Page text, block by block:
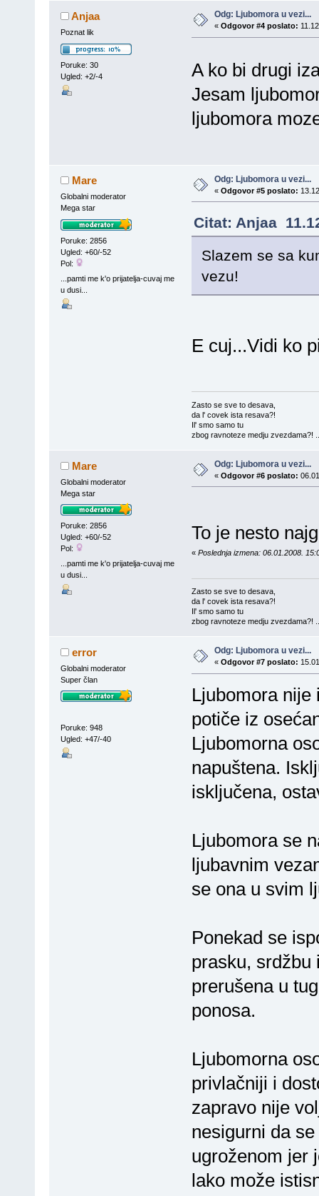
Anjaa
Poznat lik
Poruke: 30
Ugled: +2/-4
Odg: Ljubomora u vezi...
« Odgovor #4 poslato:
A ko bi drugi
Jesam
ljubomora
Mare
Globalni moderator
Mega star
Poruke: 2856
Ugled: +60/-52
Pol:
...pamti me k'o prijatelja-cuvaj me
u dusi...
Odg: Ljubomora u vezi...
« Odgovor #5 poslato:
Citat: Anjaa
Slazem se sa
vezu!
E cuj...Vidi ko
Zasto se sve to desava,
da l' covek ista resava?!
Il' smo samo tu
zbog ravnoteze medju zvezdama?!
Mare
Globalni moderator
Mega star
Poruke: 2856
Ugled: +60/-52
Pol:
...pamti me k'o prijatelja-cuvaj me
u dusi...
Odg: Ljubomora u vezi...
« Odgovor #6 poslato:
To je nesto
« Poslednja izmena: 06.01.2008.
Zasto se sve to desava,
da l' covek ista resava?!
Il' smo samo tu
zbog ravnoteze medju zvezdama?!
error
Globalni moderator
Super član
Poruke: 948
Ugled: +47/-40
Odg: Ljubomora u vezi...
« Odgovor #7 poslato:
Ljubomora nije
potiče iz
Ljubomorna
napuštena.
isključena,
Ljubomora se
ljubavnim
se ona u svim
Ponekad se
prasku, srdžbu
prerušena u
ponosa.
Ljubomorna
privlačniji i
zapravo nije
nesigurni da
ugroženom jer
lako može